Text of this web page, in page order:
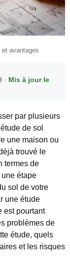
et avantages
· Mis à jour le
par plusieurs
de sol
une maison ou
trouvé le
termes de
étape
sol de votre
une étude
est pourtant
problèmes de
étude, quels
et les risques